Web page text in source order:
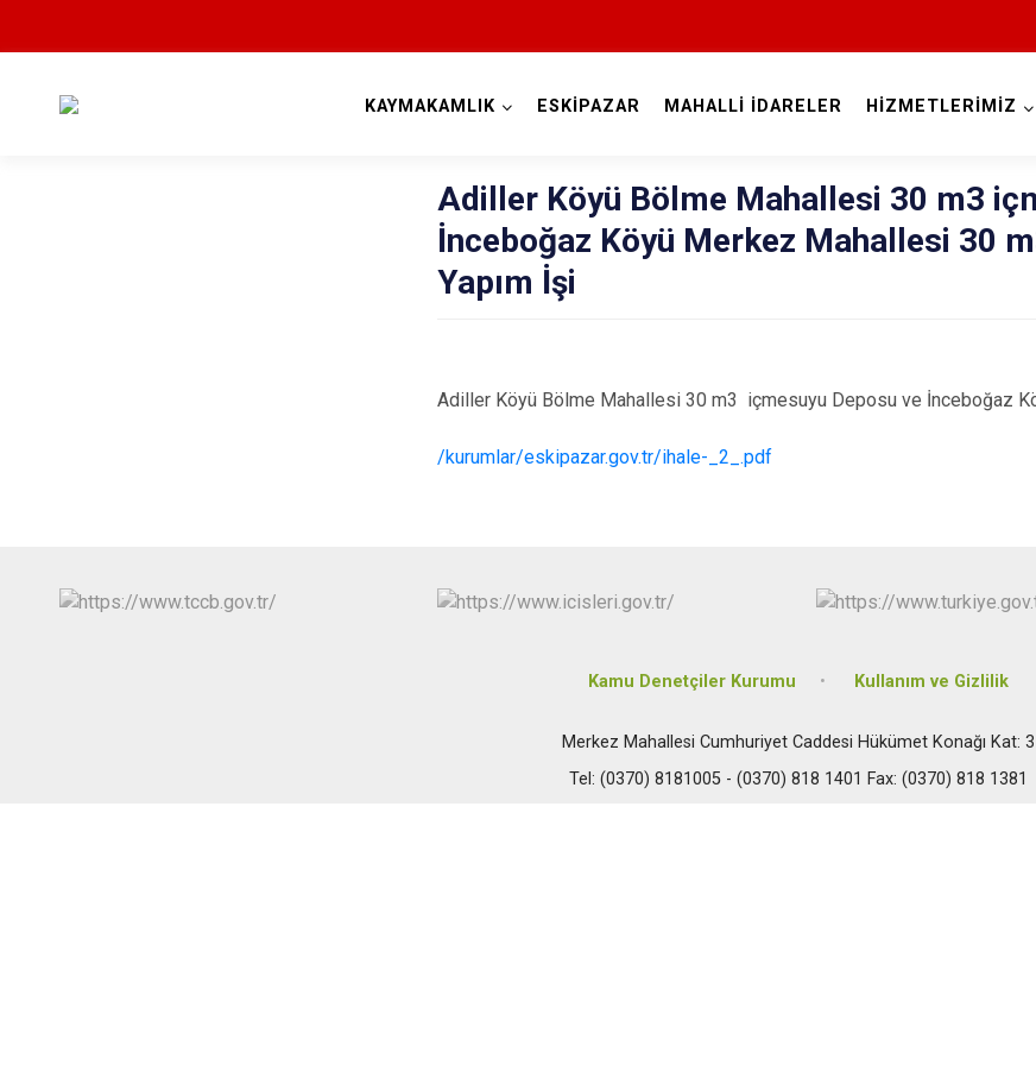
Eflani
KAYMAKAMLIK ESKİPAZAR MAHALLİ İDARELER HİZMETLERİMİZ
Adiller Köyü Bölme Mahallesi 30 m3
İnceboğaz Köyü Merkez Mahallesi 30
Yapım İşi
Adiller Köyü Bölme Mahallesi 30 m3 içmesuyu Deposu ve İnceboğaz
/kurumlar/eskipazar.gov.tr/ihale-_2_.pdf
Kamu Denetçiler Kurumu Kullanım ve Gizlilik
Merkez Mahallesi Cumhuriyet Caddesi Hükümet Konağı Kat: 3
Tel: (0370) 8181005 - (0370) 818 1401 Fax: (0370) 818 1381